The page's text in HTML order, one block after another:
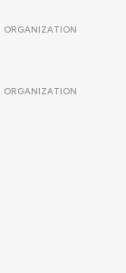
ORGANIZATION
ORGANIZATION